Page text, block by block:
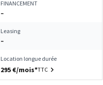
FINANCEMENT
–
Leasing
–
Location longue durée
295 €/mois*TTC